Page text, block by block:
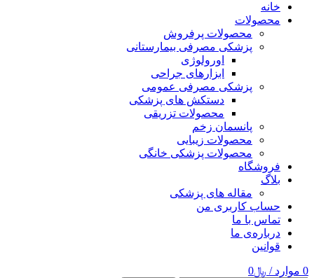
خانه
محصولات
محصولات پرفروش
پزشکی مصرفی بیمارستانی
اورولوژی
ابزارهای جراحی
پزشکی مصرفی عمومی
دستکش های پزشکی
محصولات تزریقی
پانسمان زخم
محصولات زیبایی
محصولات پزشکی خانگی
فروشگاه
بلاگ
مقاله های پزشکی
حساب کاربری من
تماس با ما
درباره‌ی ما
قوانین
0 موارد / ﷼0